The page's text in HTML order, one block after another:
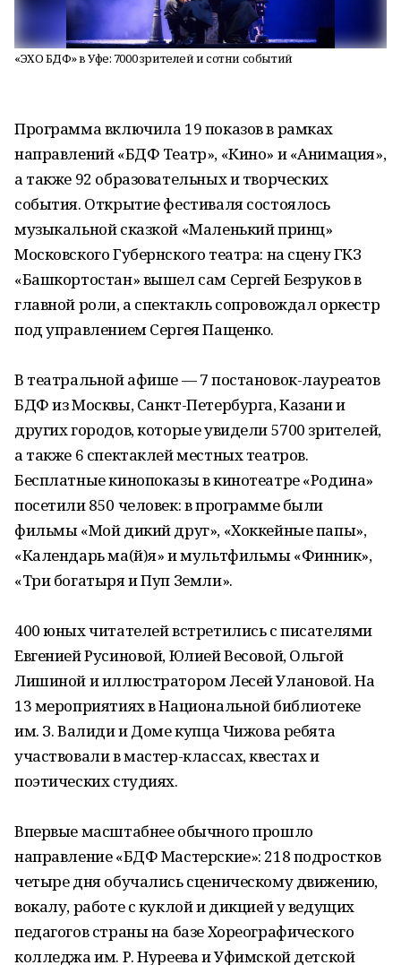
«ЭХО БДФ» в Уфе: 7000 зрителей и сотни событий
Программа включила 19 показов в рамках
направлений «БДФ Театр», «Кино» и «Анимация»,
а также 92 образовательных и творческих
события. Открытие фестиваля состоялось
музыкальной сказкой «Маленький принц»
Московского Губернского театра: на сцену ГКЗ
«Башкортостан» вышел сам Сергей Безруков в
главной роли, а спектакль сопровождал оркестр
под управлением Сергея Пащенко.
В театральной афише — 7 постановок-лауреатов
БДФ из Москвы, Санкт-Петербурга, Казани и
других городов, которые увидели 5700 зрителей,
а также 6 спектаклей местных театров.
Бесплатные кинопоказы в кинотеатре «Родина»
посетили 850 человек: в программе были
фильмы «Мой дикий друг», «Хоккейные папы»,
«Календарь ма(й)я» и мультфильмы «Финник»,
«Три богатыря и Пуп Земли».
400 юных читателей встретились с писателями
Евгенией Русиновой, Юлией Весовой, Ольгой
Лишиной и иллюстратором Лесей Улановой. На
13 мероприятиях в Национальной библиотеке
им. З. Валиди и Доме купца Чижова ребята
участвовали в мастер-классах, квестах и
поэтических студиях.
Впервые масштабнее обычного прошло
направление «БДФ Мастерские»: 218 подростков
четыре дня обучались сценическому движению,
вокалу, работе с куклой и дикцией у ведущих
педагогов страны на базе Хореографического
колледжа им. Р. Нуреева и Уфимской детской